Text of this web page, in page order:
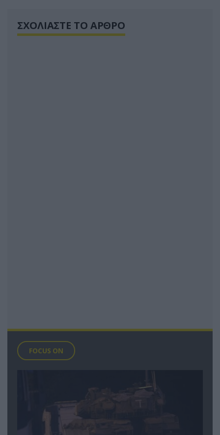
ΣΧΟΛΙΑΣΤΕ ΤΟ ΑΡΘΡΟ
FOCUS ON